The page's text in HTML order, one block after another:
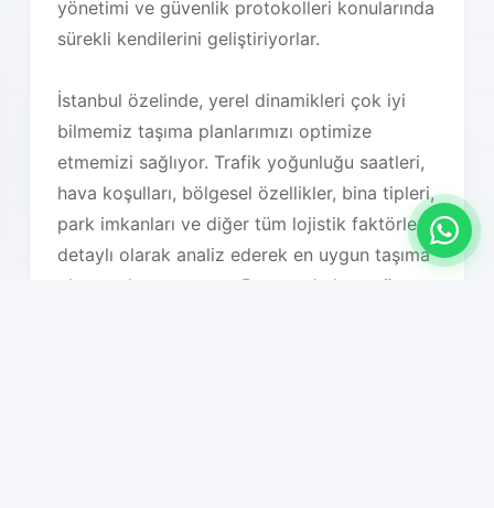
yönetimi ve güvenlik protokolleri konularında
sürekli kendilerini geliştiriyorlar.
İstanbul özelinde, yerel dinamikleri çok iyi
bilmemiz taşıma planlarımızı optimize
etmemizi sağlıyor. Trafik yoğunluğu saatleri,
hava koşulları, bölgesel özellikler, bina tipleri,
park imkanları ve diğer tüm lojistik faktörleri
detaylı olarak analiz ederek en uygun taşıma
planını oluşturuyoruz. Bu sayede hem süreç